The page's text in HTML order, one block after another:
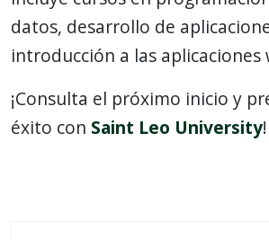
datos, desarrollo de
introducción a las aplicaciones
¡Consulta el próximo inicio y
éxito con Saint Leo University!